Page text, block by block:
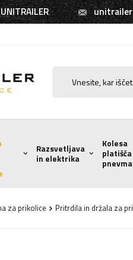
Razsvetljava
in elektrika
Kolesa
platišča
za prikolice Pritrdila in držala za